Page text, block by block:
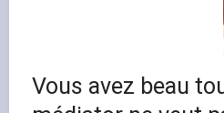
Vous avez beau